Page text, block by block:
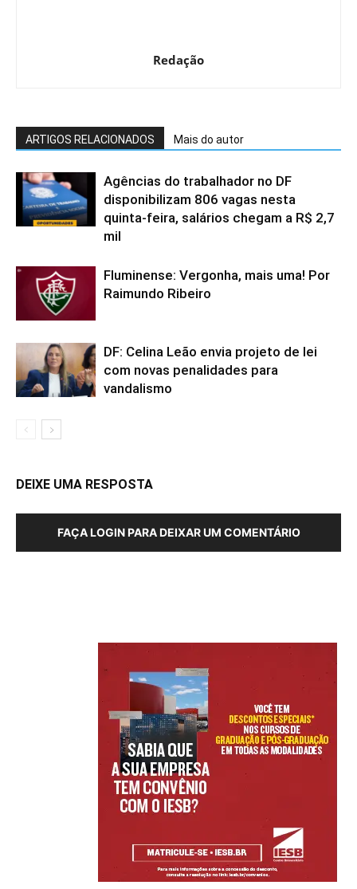
Redação
ARTIGOS RELACIONADOS Mais do autor
Agências do trabalhador no DF
disponibilizam 806 vagas nesta
quinta-feira, salários chegam a R$ 2,7
mil
Fluminense: Vergonha, mais uma! Por
Raimundo Ribeiro
DF: Celina Leão envia projeto de lei
com novas penalidades para
vandalismo
DEIXE UMA RESPOSTA
FAÇA LOGIN PARA DEIXAR UM COMENTÁRIO